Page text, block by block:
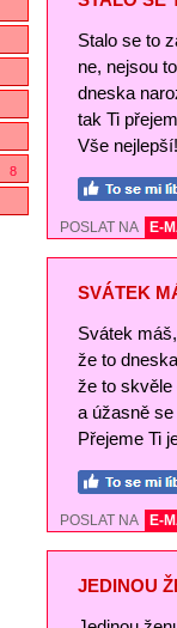
8
Stalo se to
ne, nejsou
dneska
tak Ti
Vše nejlepší!
POSLAT NA E-
SVÁTEK
Svátek
že to
že to skvěle
a úžasně
Přejeme Ti
POSLAT NA E-
JEDINOU